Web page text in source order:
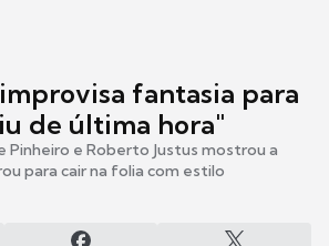
fantasia para
de última hora"
Pinheiro e Roberto Justus mostrou a
para cair na folia com estilo